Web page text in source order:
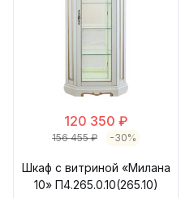
120 350 ₽
156 455 ₽ -30%
Шкаф с витриной «Милана
10» П4.265.0.10(265.10)